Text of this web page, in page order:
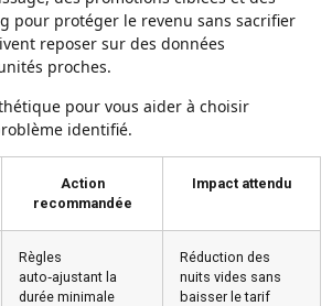
pour protéger le revenu sans sacrifier
reposer sur des données
proches.
pour vous aider à choisir
identifié.
Action
recommandée
Impact attendu
Règles
auto‑ajustant la
durée minimale
Réduction des
nuits vides sans
baisser le tarif